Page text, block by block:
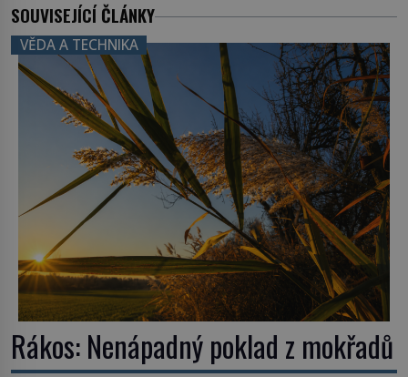
SOUVISEJÍCÍ ČLÁNKY
VĚDA A TECHNIKA
Rákos: Nenápadný poklad z mokřadů